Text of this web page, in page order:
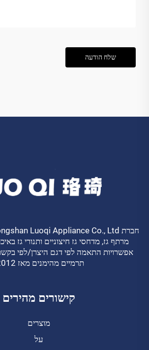
שלח הודעה
מרתף גז, מדחסי גז חיצוניים ותנורי גז
אפשרויות התאמה לפי דגם היצרן/לפי
תרמיים מהימנים מאז 2012.
קישורים מהירים
מוצרים
על